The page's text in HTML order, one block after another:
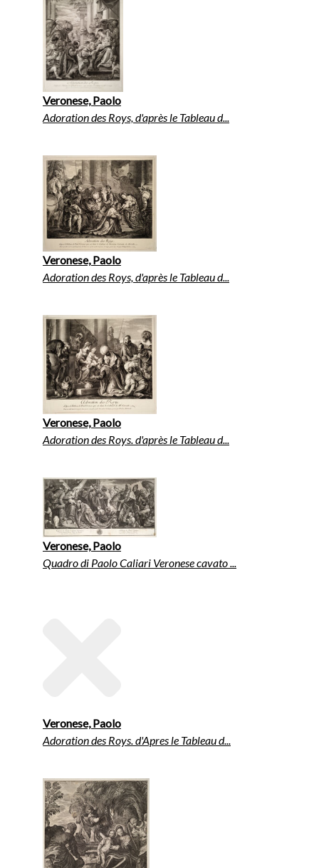
Veronese, Paolo
Adoration des Roys, d'après le Tableau d...
Veronese, Paolo
Adoration des Roys, d'après le Tableau d...
Veronese, Paolo
Adoration des Roys. d'après le Tableau d...
Veronese, Paolo
Quadro di Paolo Caliari Veronese cavato ...
Veronese, Paolo
Adoration des Roys. d'Apres le Tableau d...